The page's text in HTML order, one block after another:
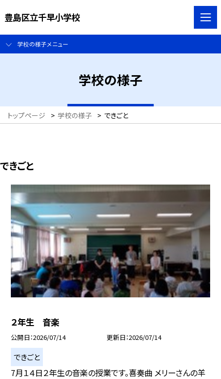
豊島区立千早小学校
学校の様子メニュー
学校の様子
トップページ > 学校の様子 > できごと
できごと
２年生 音楽
公開日 2026/07/14 更新日 2026/07/14
できごと
7月１４日２年生の音楽の授業です。喜奏曲 メリーさんの羊